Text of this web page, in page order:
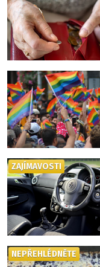
ZAJÍMAVOSTI
NEPŘEHLÉDNĚTE